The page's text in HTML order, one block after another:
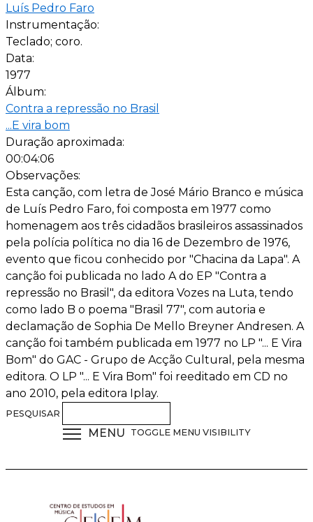
Luís Pedro Faro
Instrumentação:
Teclado; coro.
Data:
1977
Álbum:
Contra a repressão no Brasil
...E vira bom
Duração aproximada:
00:04:06
Observações:
Esta canção, com letra de José Mário Branco e música
de Luís Pedro Faro, foi composta em 1977 como
homenagem aos três cidadãos brasileiros assassinados
pela polícia política no dia 16 de Dezembro de 1976,
evento que ficou conhecido por "Chacina da Lapa". A
canção foi publicada no lado A do EP "Contra a
repressão no Brasil", da editora Vozes na Luta, tendo
como lado B o poema "Brasil 77", com autoria e
declamação de Sophia De Mello Breyner Andresen. A
canção foi também publicada em 1977 no LP "... E Vira
Bom" do GAC - Grupo de Acção Cultural, pela mesma
editora. O LP "... E Vira Bom" foi reeditado em CD no
ano 2010, pela editora Iplay.
PESQUISAR
MENU TOGGLE MENU VISIBILITY